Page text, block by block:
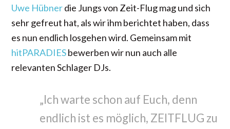
Uwe Hübnerdie Jungs von Zeit-Flug mag und sich
sehr gefreut hat, als wir ihm berichtet haben, dass
es nun endlich losgehen wird. Gemeinsam mit
hitPARADIESbewerben wir nun auch alle
relevanten Schlager DJs.
„Ich warte schon auf Euch, denn
endlich ist es möglich, ZEITFLUG zu